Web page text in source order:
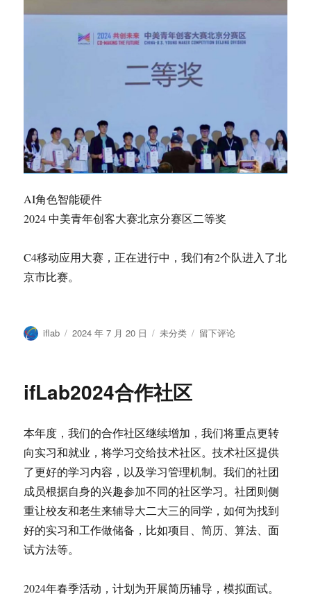
AI角色智能硬件
2024 中美青年创客大赛北京分赛区二等奖
C4移动应用大赛，正在进行中，我们有2个队进入了北
京市比赛。
作
iflab
发
2024 年 7 月 20 日
分
未分类
于
团
获
情
况
留下评论
ifLab2024合作社区
本年度，我们的合作社区继续增加，我们将重点更转
向实习和就业，将学习交给技术社区。技术社区提供
了更好的学习内容，以及学习管理机制。我们的社团
成员根据自身的兴趣参加不同的社区学习。社团则侧
重让校友和老生来辅导大二大三的同学，如何为找到
好的实习和工作做储备，比如项目、简历、算法、面
试方法等。
2024年春季活动，计划为开展简历辅导，模拟面试。